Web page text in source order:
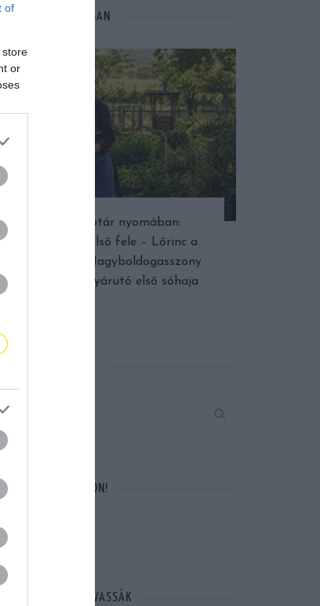
of
store
or
NAPTÁR NYOMÁBAN
Népi naptár nyomában:
Augusztus első fele – Lőrinc a
dinnyében, Nagyboldogasszony
fénye és a nyárutó első sóhaja
A FACEBOOKON!
ÉPPEN EZT OLVASSÁK